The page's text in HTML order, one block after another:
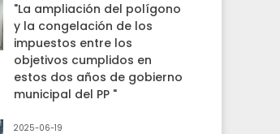
"La ampliación del polígono
y la congelación de los
impuestos entre los
objetivos cumplidos en
estos dos años de gobierno
municipal del PP "
2025-06-19